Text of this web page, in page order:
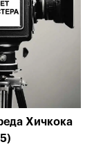
Хичкока